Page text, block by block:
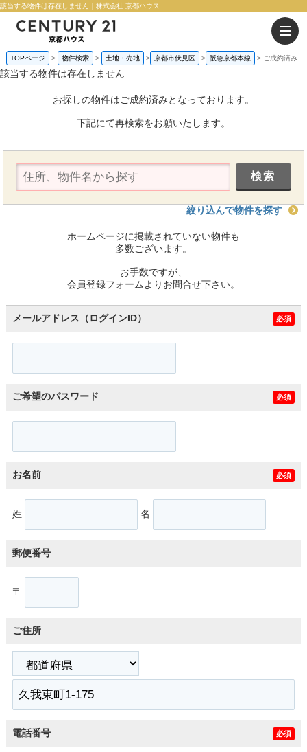
該当する物件は存在しません｜株式会社 京都ハウス
TOPページ 物件検索 土地・売地 京都市伏見区 阪急京都本線 ご成約済み
該当する物件は存在しません
お探しの物件はご成約済みとなっております。
下記にて再検索をお願いたします。
絞り込んで物件を探す
ホームページに掲載されていない物件も
多数ございます。
お手数ですが、
会員登録フォームよりお問合せ下さい。
メールアドレス（ログインID） 必須
ご希望のパスワード 必須
お名前 必須
姓 名
郵便番号
〒
ご住所
電話番号 必須